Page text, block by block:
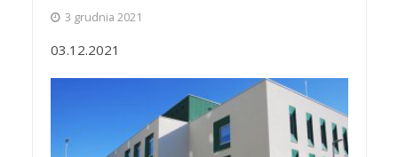
3 grudnia 2021
03.12.2021